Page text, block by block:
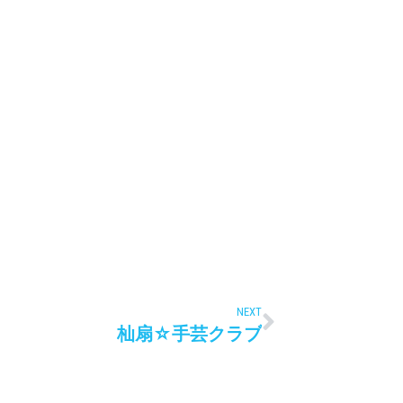
NEXT
杣扇☆手芸クラブ